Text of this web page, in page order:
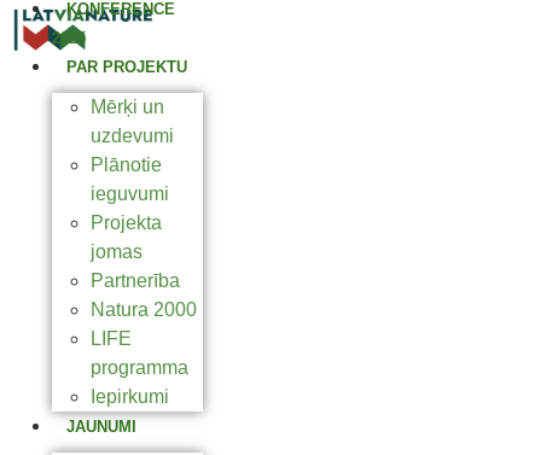
KONFERENCE
2025
PAR PROJEKTU
Mērķi un
uzdevumi
Plānotie
ieguvumi
Projekta
jomas
Partnerība
Natura 2000
LIFE
programma
Iepirkumi
JAUNUMI